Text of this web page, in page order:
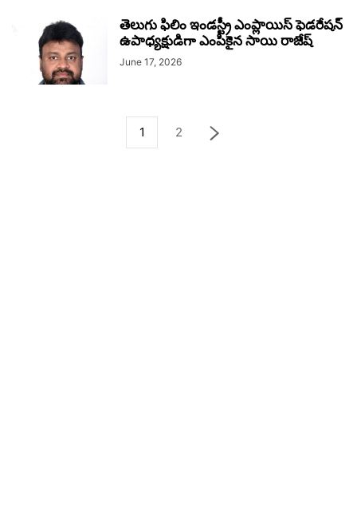
తెలుగు ఫిలిం ఇండస్ట్రీ ఎంప్లాయిస్ ఫెడరేషన్
ఉపాధ్యక్షుడిగా ఎంపికైన సాయి రాజేష్
June 17, 2026
1 2